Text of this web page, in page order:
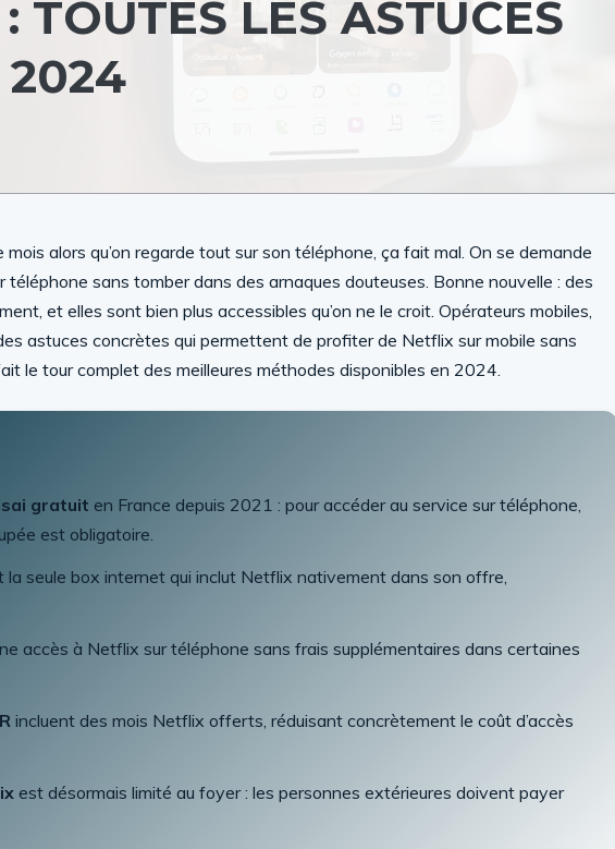
TOUTES LES ASTUCES
2024
alors qu’on regarde tout sur son téléphone, ça fait mal. On se demande
sans tomber dans des arnaques douteuses. Bonne nouvelle : des
et elles sont bien plus accessibles qu’on ne le croit. Opérateurs mobiles,
astuces concrètes qui permettent de profiter de Netflix sur mobile sans
le tour complet des meilleures méthodes disponibles en 2024.
gratuit en France depuis 2021 : pour accéder au service sur téléphone,
est obligatoire.
la seule box internet qui inclut Netflix nativement dans son offre,
accès à Netflix sur téléphone sans frais supplémentaires dans certaines
incluent des mois Netflix offerts, réduisant concrètement le coût d’accès
est désormais limité au foyer : les personnes extérieures doivent payer